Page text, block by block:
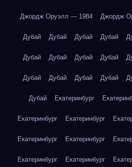
Джордж Оруэлл — 1984 Джордж
Дубай Дубай Дубай Дубай
Дубай Дубай Дубай Дубай
Дубай Дубай Дубай Дубай
Дубай Екатеринбург
Екатеринбург Екатеринбург
Екатеринбург Екатеринбург
Екатеринбург Екатеринбург